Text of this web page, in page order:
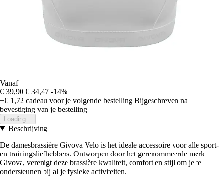
Vanaf
€ 39,90 € 34,47 -14%
+€ 1,72 cadeau voor je volgende bestelling Bijgeschreven na
bevestiging van je bestelling
Loading...
Beschrijving
De damesbrassière Givova Velo is het ideale accessoire voor alle sport-
en trainingsliefhebbers. Ontworpen door het gerenommeerde merk
Givova, verenigt deze brassière kwaliteit, comfort en stijl om je te
ondersteunen bij al je fysieke activiteiten.